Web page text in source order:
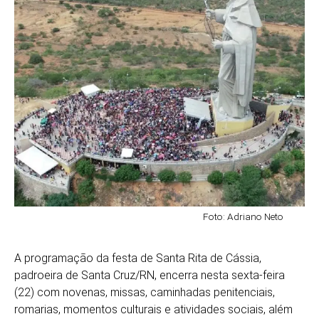
Foto: Adriano Neto
A programação da festa de Santa Rita de Cássia,
padroeira de Santa Cruz/RN, encerra nesta sexta-feira
(22) com novenas, missas, caminhadas penitenciais,
romarias, momentos culturais e atividades sociais, além